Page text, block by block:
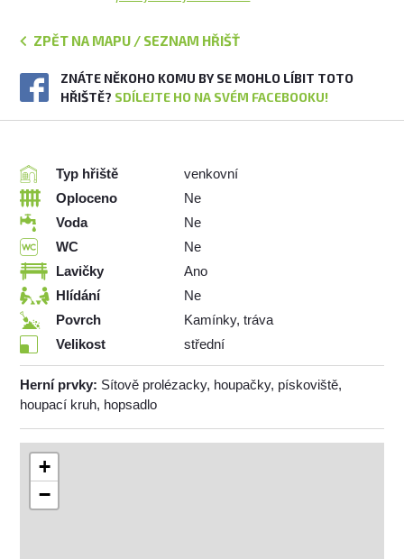
ZPĚT NA MAPU / SEZNAM HŘIŠŤ
ZNÁTE NĚKOHO KOMU BY SE MOHLO LÍBIT TOTO
HŘIŠTĚ? SDÍLEJTE HO NA SVÉM FACEBOOKU!
Typ hřiště
venkovní
Oploceno
Ne
Voda
Ne
WC
Ne
Lavičky
Ano
Hlídání
Ne
Povrch
Kamínky, tráva
Velikost
střední
Herní prvky: Sítově prolézacky, houpačky, pískoviště,
houpací kruh, hopsadlo
+
−